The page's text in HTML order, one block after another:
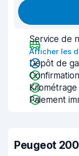
Service de
Afficher les
Dépôt de
Kilométrage
Paiement
Peugeot